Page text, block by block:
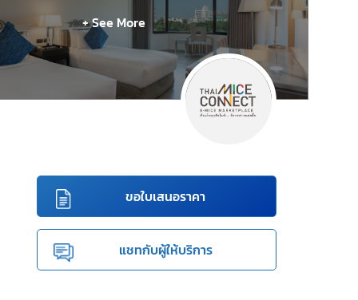
+ See More
ขอใบเสนอราคา
แชทกับผู้ให้บริการ